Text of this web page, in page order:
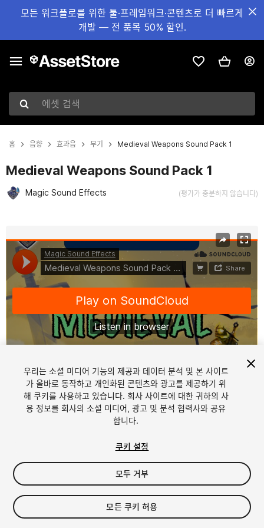
모든 워크플로를 위한 툴·프레임워크·콘텐츠로 더 빠르게
개발 — 전 품목 50% 할인.
에셋 검색
홈 음향 효과음 무기 Medieval Weapons Sound Pack 1
Medieval Weapons Sound Pack 1
Magic Sound Effects (평가가 충분하지 않습니다)
1/2
$24.99
세금/부가세는 결제 시 반영됩니다.
우리는 소셜 미디어 기능의 제공과 데이터 분석 및 본 사이트
가 올바로 동작하고 개인화된 콘텐츠와 광고를 제공하기 위
해 쿠키를 사용하고 있습니다. 회사 사이트에 대한 귀하의 사
용 정보를 회사의 소셜 미디어, 광고 및 분석 협력사와 공유
합니다.
쿠키 설정
모두 거부
모든 쿠키 허용